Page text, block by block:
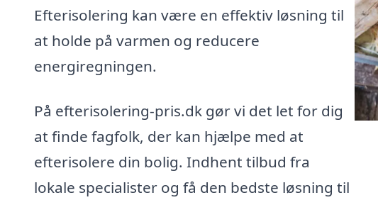
Efterisolering kan være en effektiv løsning til
at holde på varmen og reducere
energiregningen.
På efterisolering-pris.dk gør vi det let for dig
at finde fagfolk, der kan hjælpe med at
efterisolere din bolig. Indhent tilbud fra
lokale specialister og få den bedste løsning til